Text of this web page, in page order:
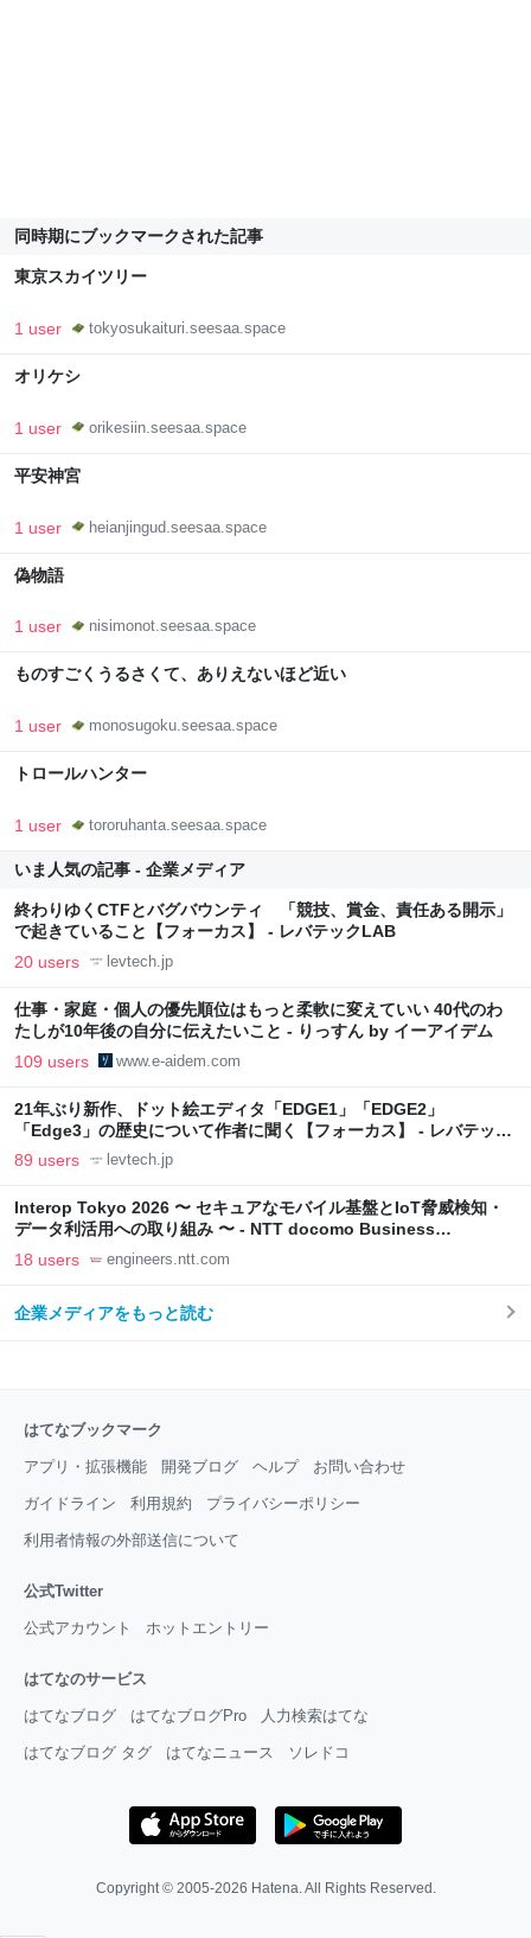
同時期にブックマークされた記事
東京スカイツリー
1 user tokyosukaituri.seesaa.space
オリケシ
1 user orikesiin.seesaa.space
平安神宮
1 user heianjingud.seesaa.space
偽物語
1 user nisimonot.seesaa.space
ものすごくうるさくて、ありえないほど近い
1 user monosugoku.seesaa.space
トロールハンター
1 user tororuhanta.seesaa.space
いま人気の記事 - 企業メディア
終わりゆくCTFとバグバウンティ 「競技、賞金、責任ある開示」
で起きていること【フォーカス】 - レバテックLAB
20 users levtech.jp
仕事・家庭・個人の優先順位はもっと柔軟に変えていい 40代のわ
たしが10年後の自分に伝えたいこと - りっすん by イーアイデム
109 users www.e-aidem.com
21年ぶり新作、ドット絵エディタ「EDGE1」「EDGE2」
「Edge3」の歴史について作者に聞く【フォーカス】 - レバテック
LAB
89 users levtech.jp
Interop Tokyo 2026 〜 セキュアなモバイル基盤とIoT脅威検知・
データ利活用への取り組み 〜 - NTT docomo Business
Engineers' Blog
18 users engineers.ntt.com
企業メディアをもっと読む
はてなブックマーク
アプリ・拡張機能 開発ブログ ヘルプ お問い合わせ
ガイドライン 利用規約 プライバシーポリシー
利用者情報の外部送信について
公式Twitter
公式アカウント ホットエントリー
はてなのサービス
はてなブログ はてなブログPro 人力検索はてな
はてなブログ タグ はてなニュース ソレドコ
Copyright © 2005-2026 Hatena. All Rights Reserved.